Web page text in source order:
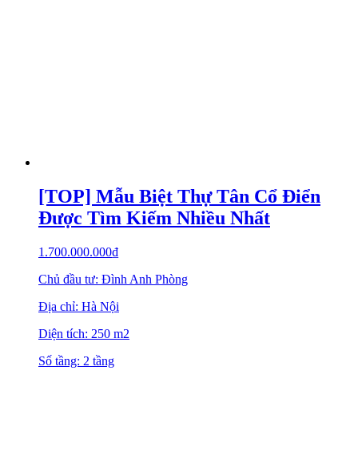
[TOP] Mẫu Biệt Thự Tân Cổ Điển
Được Tìm Kiếm Nhiều Nhất
1.700.000.000₫
Chủ đầu tư: Đình Anh Phòng
Địa chỉ: Hà Nội
Diện tích: 250 m2
Số tầng: 2 tầng